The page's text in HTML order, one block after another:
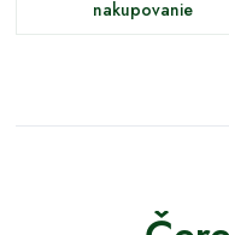
nakupovanie